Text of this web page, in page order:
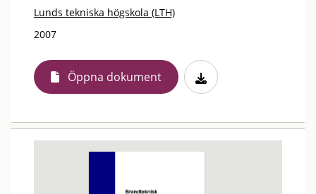
Lunds tekniska högskola (LTH)
2007
Öppna dokument